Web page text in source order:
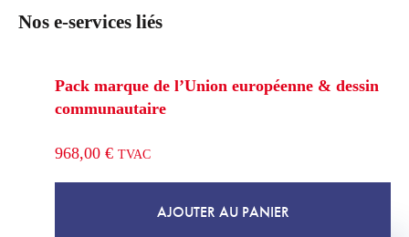
Nos e-services liés
Pack marque de l’Union européenne & dessin
communautaire
968,00 € TVAC
AJOUTER AU PANIER